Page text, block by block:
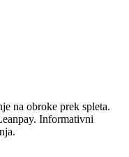
na obroke prek spleta.
Informativni